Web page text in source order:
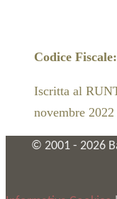
Codice Fiscale:
Iscritta al
novembre 2022
© 2001 - 2026